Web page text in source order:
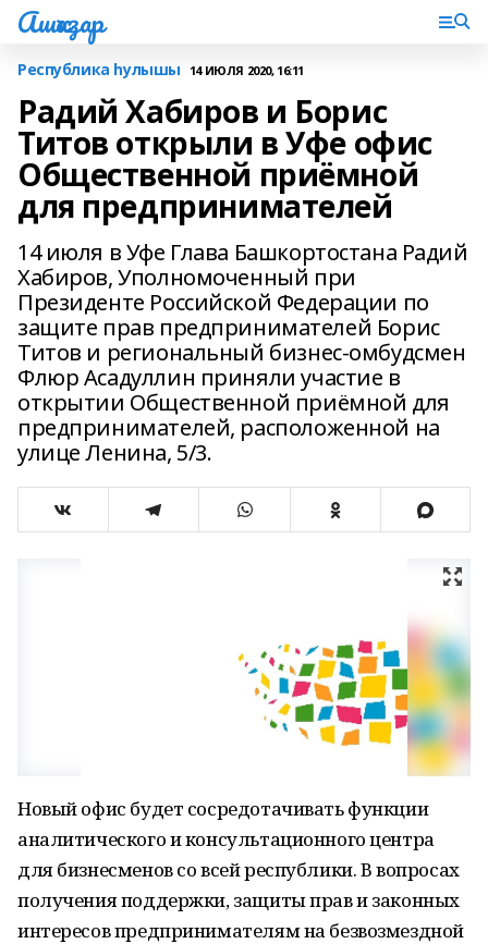
Ашҡаҙар
Республика һулышы 14 ИЮЛЯ 2020, 16:11
Радий Хабиров и Борис
Титов открыли в Уфе офис
Общественной приёмной
для предпринимателей
14 июля в Уфе Глава Башкортостана Радий
Хабиров, Уполномоченный при
Президенте Российской Федерации по
защите прав предпринимателей Борис
Титов и региональный бизнес-омбудсмен
Флюр Асадуллин приняли участие в
открытии Общественной приёмной для
предпринимателей, расположенной на
улице Ленина, 5/3.
Новый офис будет сосредотачивать функции
аналитического и консультационного центра
для бизнесменов со всей республики. В вопросах
получения поддержки, защиты прав и законных
интересов предпринимателям на безвозмездной